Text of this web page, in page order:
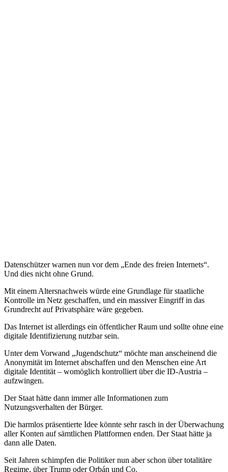
Datenschützer warnen nun vor dem „Ende des freien Internets“.
Und dies nicht ohne Grund.
Mit einem Altersnachweis würde eine Grundlage für staatliche
Kontrolle im Netz geschaffen, und ein massiver Eingriff in das
Grundrecht auf Privatsphäre wäre gegeben.
Das Internet ist allerdings ein öffentlicher Raum und sollte ohne eine
digitale Identifizierung nutzbar sein.
Unter dem Vorwand „Jugendschutz“ möchte man anscheinend die
Anonymität im Internet abschaffen und den Menschen eine Art
digitale Identität – womöglich kontrolliert über die ID-Austria –
aufzwingen.
Der Staat hätte dann immer alle Informationen zum
Nutzungsverhalten der Bürger.
Die harmlos präsentierte Idee könnte sehr rasch in der Überwachung
aller Konten auf sämtlichen Plattformen enden. Der Staat hätte ja
dann alle Daten.
Seit Jahren schimpfen die Politiker nun aber schon über totalitäre
Regime, über Trump oder Orbán und Co.